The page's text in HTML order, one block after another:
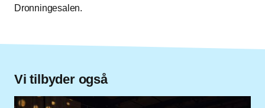
Dronningesalen.
Vi tilbyder også